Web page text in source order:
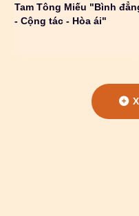
Tam Tông Miếu "Bình
- Cộng tác - Hòa ái"